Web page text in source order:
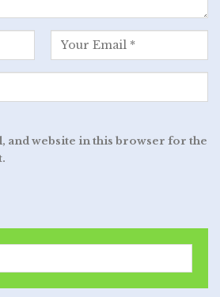
and website in this browser for the